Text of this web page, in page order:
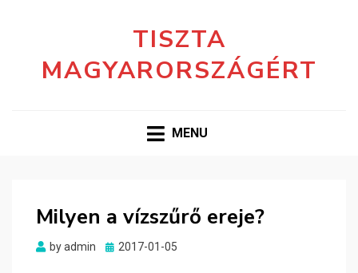
TISZTA
MAGYARORSZÁGÉRT
MENU
Milyen a vízszűrő ereje?
byadmin
Posted
2017-01-05